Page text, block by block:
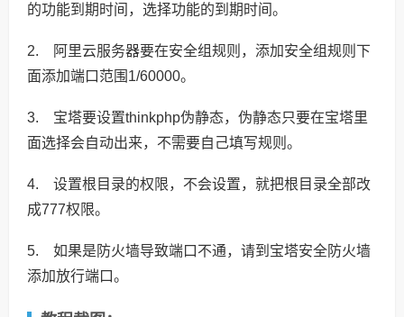
的功能到期时间，选择功能的到期时间。
2. 阿里云服务器要在安全组规则，添加安全组规则下
面添加端口范围1/60000。
3. 宝塔要设置thinkphp伪静态，伪静态只要在宝塔里
面选择会自动出来，不需要自己填写规则。
4. 设置根目录的权限，不会设置，就把根目录全部改
成777权限。
5. 如果是防火墙导致端口不通，请到宝塔安全防火墙
添加放行端口。